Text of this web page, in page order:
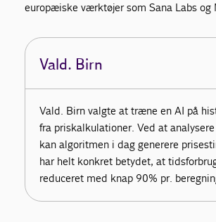
europæiske værktøjer som Sana Labs og
Vald. Birn
Vald. Birn valgte at træne en AI på
fra priskalkulationer. Ved at
kan algoritmen i dag generere
har helt konkret betydet, at
reduceret med knap 90% pr.